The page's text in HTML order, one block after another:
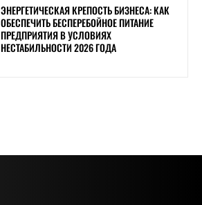
ЭНЕРГЕТИЧЕСКАЯ КРЕПОСТЬ БИЗНЕСА: КАК
ОБЕСПЕЧИТЬ БЕСПЕРЕБОЙНОЕ ПИТАНИЕ
ПРЕДПРИЯТИЯ В УСЛОВИЯХ
НЕСТАБИЛЬНОСТИ 2026 ГОДА